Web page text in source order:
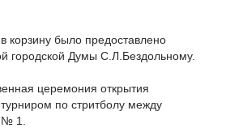
корзину было предоставлено
городской Думы С.Л.Бездольному.
церемония открытия
по стритболу между
1.